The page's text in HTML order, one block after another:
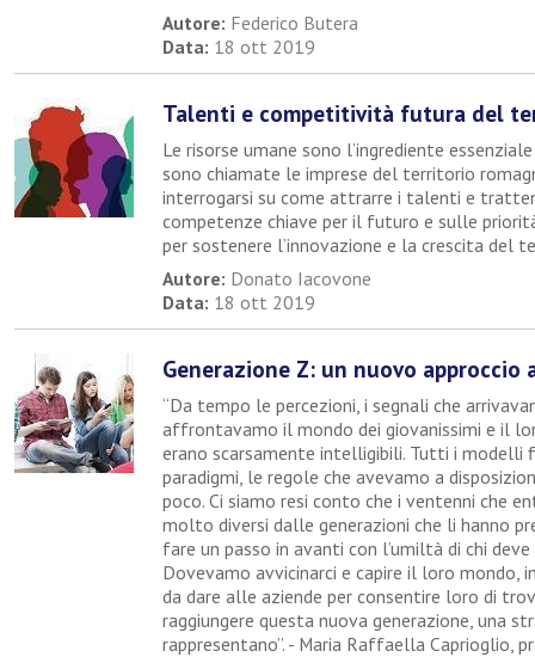
Autore: Federico Butera
Data: 18 ott 2019
Talenti e competitività futura del
Le risorse umane sono l’ingrediente
sono chiamate le imprese del territorio
interrogarsi su come attrarre i talenti e
competenze chiave per il futuro e sulle
per sostenere l’innovazione e la crescita del
Autore: Donato Iacovone
Data: 18 ott 2019
Generazione Z: un nuovo
“Da tempo le percezioni, i segnali che
affrontavamo il mondo dei giovanissimi e il
erano scarsamente intelligibili. Tutti i
paradigmi, le regole che avevamo a
poco. Ci siamo resi conto che i ventenni che
molto diversi dalle generazioni che li hanno
fare un passo in avanti con l’umiltà di chi
Dovevamo avvicinarci e capire il loro mondo,
da dare alle aziende per consentire loro di
raggiungere questa nuova generazione, una
rappresentano”. - Maria Raffaella Caprioglio,